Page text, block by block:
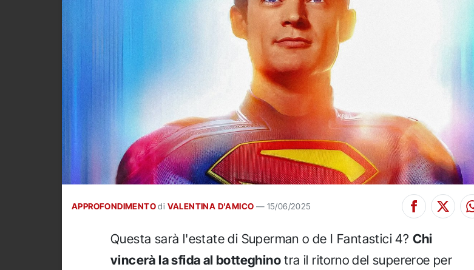
APPROFONDIMENTO di VALENTINA D'AMICO — 15/06/2025
Questa sarà l'estate di Superman o de I Fantastici 4? Chi
vincerà la sfida al botteghino tra il ritorno del supereroe per